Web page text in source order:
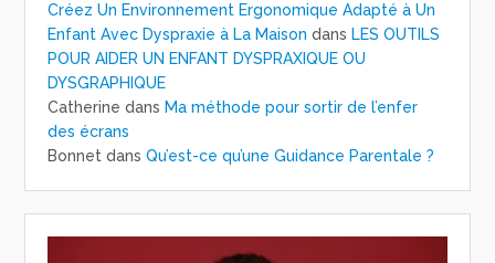
Créez Un Environnement Ergonomique Adapté à Un
Enfant Avec Dyspraxie à La Maison dans LES OUTILS
POUR AIDER UN ENFANT DYSPRAXIQUE OU
DYSGRAPHIQUE
Catherine dans Ma méthode pour sortir de l’enfer
des écrans
Bonnet dansQu’est-ce qu’une Guidance Parentale ?